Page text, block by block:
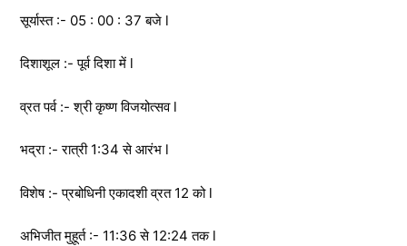
सूर्यास्त :- 05 : 00 : 37 बजे l
दिशाशूल :- पूर्व दिशा में l
व्रत पर्व :- श्री कृष्ण विजयोत्सव l
भद्रा :- रात्री 1:34 से आरंभ l
विशेष :- प्रबोधिनी एकादशी व्रत 12 को l
अभिजीत मुहूर्त :- 11:36 से 12:24 तक l